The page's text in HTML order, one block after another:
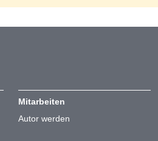
Mitarbeiten
Autor werden